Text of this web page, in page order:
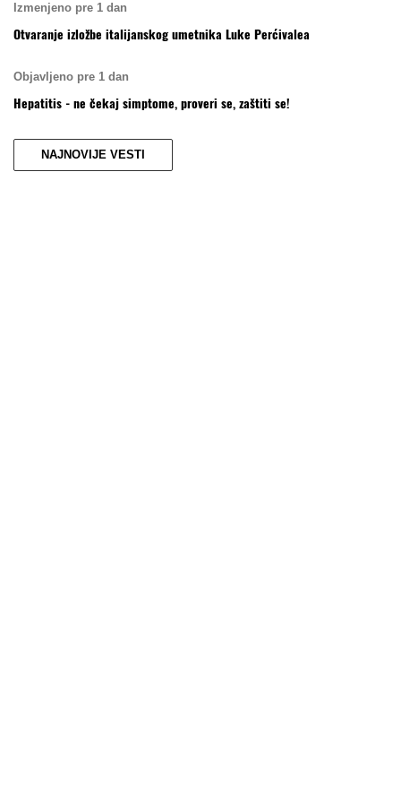
Izmenjeno pre 1 dan
Otvaranje izložbe italijanskog umetnika Luke Perćivalea
Objavljeno pre 1 dan
Hepatitis - ne čekaj simptome, proveri se, zaštiti se!
NAJNOVIJE VESTI